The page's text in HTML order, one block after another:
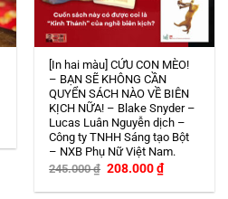
[In hai màu] CỨU CON MÈO!
– BẠN SẼ KHÔNG CẦN
QUYỂN SÁCH NÀO VỀ BIÊN
KỊCH NỮA! – Blake Snyder –
Lucas Luân Nguyễn dịch –
Công ty TNHH Sáng tạo Bột
– NXB Phụ Nữ Việt Nam.
245.000₫ Giá
là:
208.000₫Giá
hiện
tại